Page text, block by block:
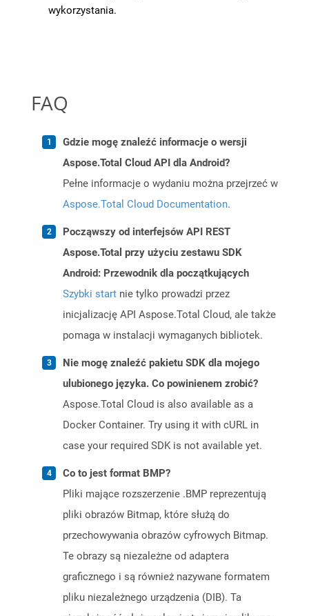
wykorzystania.
FAQ
Gdzie mogę znaleźć informacje o wersji
Aspose.Total Cloud API dla Android?
Pełne informacje o wydaniu można przejrzeć w
Aspose.Total Cloud Documentation.
Począwszy od interfejsów API REST
Aspose.Total przy użyciu zestawu SDK
Android: Przewodnik dla początkujących
Szybki start nie tylko prowadzi przez
inicjalizację API Aspose.Total Cloud, ale także
pomaga w instalacji wymaganych bibliotek.
Nie mogę znaleźć pakietu SDK dla mojego
ulubionego języka. Co powinienem zrobić?
Aspose.Total Cloud is also available as a
Docker Container. Try using it with cURL in
case your required SDK is not available yet.
Co to jest format BMP?
Pliki mające rozszerzenie .BMP reprezentują
pliki obrazów Bitmap, które służą do
przechowywania obrazów cyfrowych Bitmap.
Te obrazy są niezależne od adaptera
graficznego i są również nazywane formatem
pliku niezależnego urządzenia (DIB). Ta